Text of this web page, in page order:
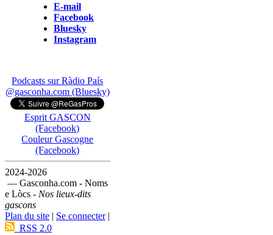
E-mail
Facebook
Bluesky
Instagram
Podcasts sur Ràdio País
@gasconha.com (Bluesky)
Esprit GASCON
(Facebook)
Couleur Gascogne
(Facebook)
2024-2026
— Gasconha.com - Noms
e Lòcs - Nos lieux-dits
gascons
Plan du site | Se connecter|
RSS 2.0